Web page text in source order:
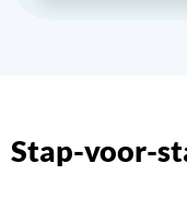
Stap-voor-